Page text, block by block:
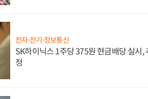
전자·전기·정보통신
SK하이닉스 1주당 375원 현금배당 실시,
정